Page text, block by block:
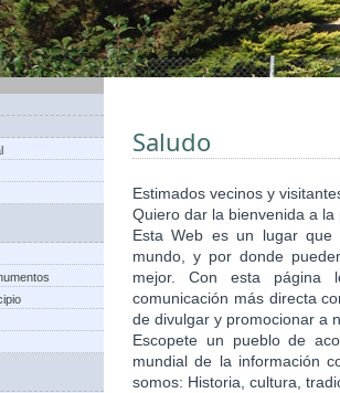
Saludo
Estimados vecinos y
Quiero dar la bienvenida a
Esta Web es un lugar
mundo, y por donde
mejor. Con esta página
comunicación más directa
de divulgar y promocionar a
Escopete un pueblo de
mundial de la información
somos: Historia, cultura,